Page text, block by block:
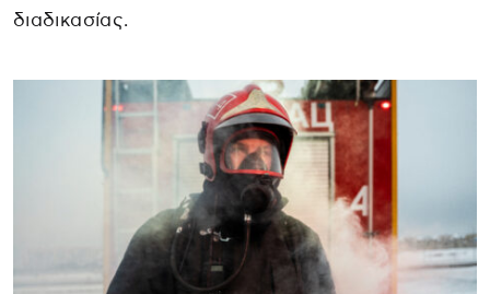
διαδικασίας.